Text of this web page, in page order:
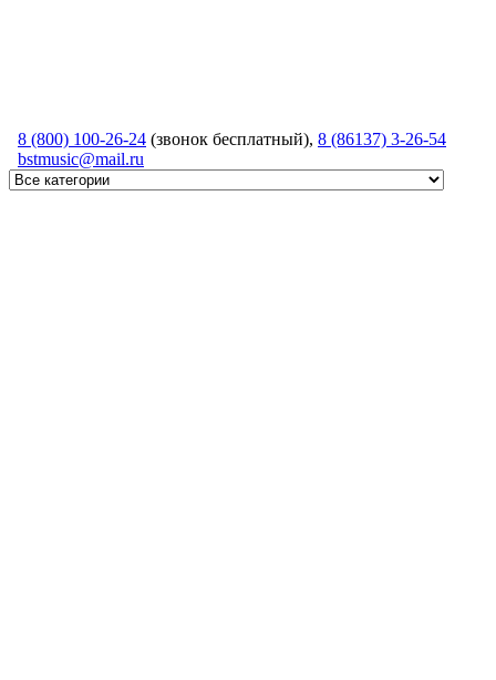
8 (800) 100-26-24 (звонок бесплатный), 8 (86137) 3-26-54
bstmusic@mail.ru